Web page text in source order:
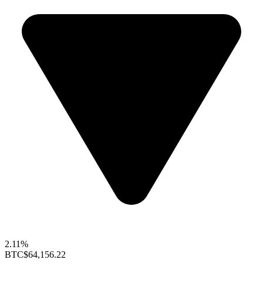
2.11%
BTC$64,156.22